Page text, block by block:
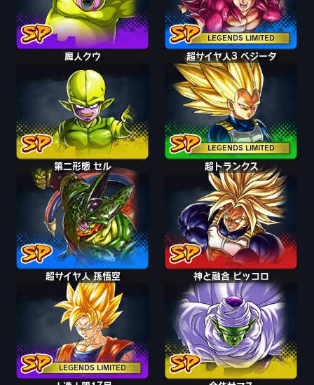
LEGENDS LIMITED
魔人クウ
LEGENDS LIMITED
超サイヤ人3 ベジータ
第二形態 セル 超トランクス
LEGENDS LIMITED
超サイヤ人 孫悟空 神と融合 ピッコロ